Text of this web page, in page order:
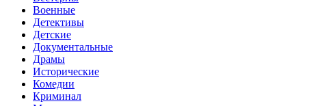
Военные
Детективы
Детские
Документальные
Драмы
Исторические
Комедии
Криминал